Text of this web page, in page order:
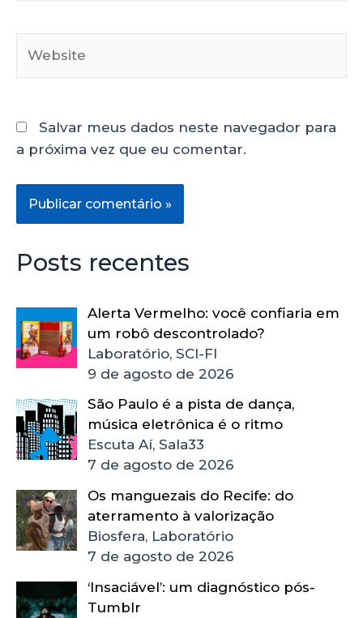
Salvar meus dados neste navegador para
a próxima vez que eu comentar.
Posts recentes
Alerta Vermelho: você confiaria em
um robô descontrolado?
Laboratório, SCI-FI
9 de agosto de 2026
São Paulo é a pista de dança,
música eletrônica é o ritmo
Escuta Aí, Sala33
7 de agosto de 2026
Os manguezais do Recife: do
aterramento à valorização
Biosfera, Laboratório
7 de agosto de 2026
‘Insaciável’: um diagnóstico pós-
Tumblr